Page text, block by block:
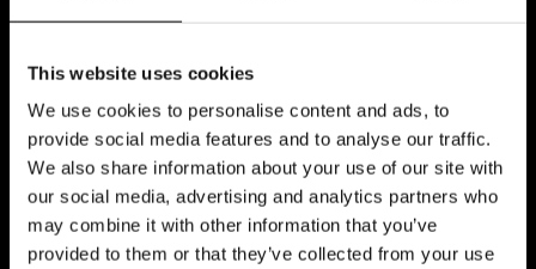
This website uses cookies
We use cookies to personalise content and ads, to
provide social media features and to analyse our traffic.
We also share information about your use of our site with
our social media, advertising and analytics partners who
may combine it with other information that you’ve
provided to them or that they’ve collected from your use